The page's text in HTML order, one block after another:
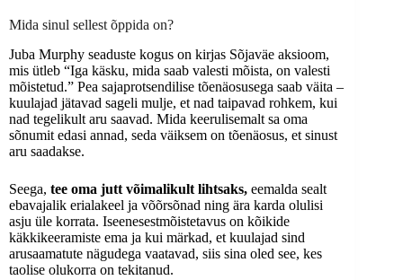
Mida sinul sellest õppida on?
Juba Murphy seaduste kogus on kirjas Sõjaväe aksioom,
mis ütleb “Iga käsku, mida saab valesti mõista, on valesti
mõistetud.” Pea sajaprotsendilise tõenäosusega saab väita –
kuulajad jätavad sageli mulje, et nad taipavad rohkem, kui
nad tegelikult aru saavad. Mida keerulisemalt sa oma
sõnumit edasi annad, seda väiksem on tõenäosus, et sinust
aru saadakse.
Seega, tee oma jutt võimalikult lihtsaks, eemalda sealt
ebavajalik erialakeel ja võõrsõnad ning ära karda olulisi
asju üle korrata. Iseenesestmõistetavus on kõikide
käkkikeeramiste ema ja kui märkad, et kuulajad sind
arusaamatute nägudega vaatavad, siis sina oled see, kes
taolise olukorra on tekitanud.